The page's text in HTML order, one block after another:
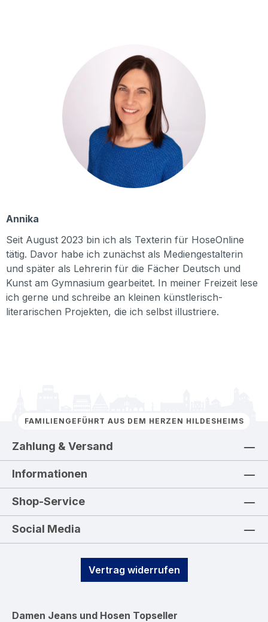
Annika
Seit August 2023 bin ich als Texterin für HoseOnline
tätig. Davor habe ich zunächst als Mediengestalterin
und später als Lehrerin für die Fächer Deutsch und
Kunst am Gymnasium gearbeitet. In meiner Freizeit lese
ich gerne und schreibe an kleinen künstlerisch-
literarischen Projekten, die ich selbst illustriere.
FAMILIENGEFÜHRT AUS DEM HERZEN HILDESHEIMS
Zahlung & Versand
Informationen
Shop-Service
Social Media
Vertrag widerrufen
Damen Jeans und Hosen Topseller